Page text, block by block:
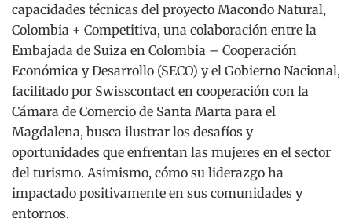
capacidades técnicas del proyecto Macondo Natural,
Colombia + Competitiva, una colaboración entre la
Embajada de Suiza en Colombia – Cooperación
Económica y Desarrollo (SECO) y el Gobierno Nacional,
facilitado por Swisscontact en cooperación con la
Cámara de Comercio de Santa Marta para el
Magdalena, busca ilustrar los desafíos y
oportunidades que enfrentan las mujeres en el sector
del turismo. Asimismo, cómo su liderazgo ha
impactado positivamente en sus comunidades y
entornos.